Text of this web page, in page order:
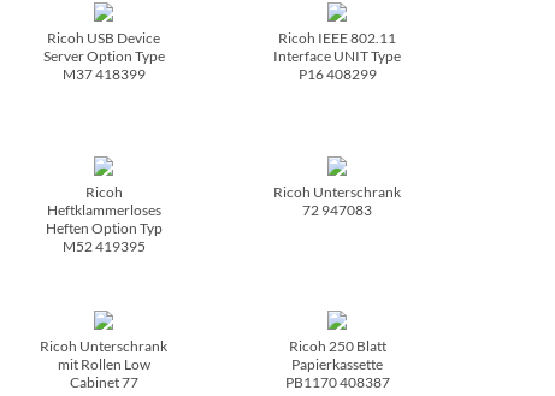
Ricoh USB Device
Server Option Type
M37 418399
Ricoh IEEE 802.11
Interface UNIT Type
P16 408299
Ricoh
Heftklammerloses
Heften Option Typ
M52 419395
Ricoh Unterschrank
72 947083
Ricoh Unterschrank
mit Rollen Low
Cabinet 77
Ricoh 250 Blatt
Papierkassette
PB1170 408387